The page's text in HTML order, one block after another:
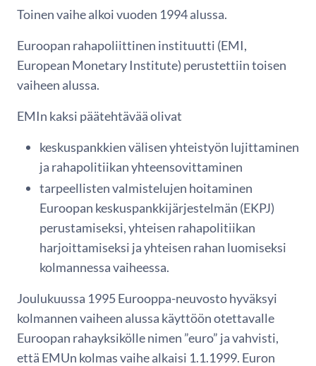
Toinen vaihe alkoi vuoden 1994 alussa.
Euroopan rahapoliittinen instituutti (EMI,
European Monetary Institute) perustettiin toisen
vaiheen alussa.
EMIn kaksi päätehtävää olivat
keskuspankkien välisen yhteistyön lujittaminen
ja rahapolitiikan yhteensovittaminen
tarpeellisten valmistelujen hoitaminen
Euroopan keskuspankkijärjestelmän (EKPJ)
perustamiseksi, yhteisen rahapolitiikan
harjoittamiseksi ja yhteisen rahan luomiseksi
kolmannessa vaiheessa.
Joulukuussa 1995 Eurooppa-neuvosto hyväksyi
kolmannen vaiheen alussa käyttöön otettavalle
Euroopan rahayksikölle nimen ”euro” ja vahvisti,
että EMUn kolmas vaihe alkaisi 1.1.1999. Euron